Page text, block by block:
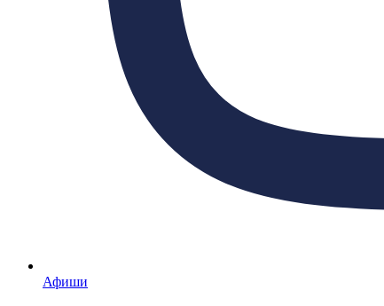
Афиши